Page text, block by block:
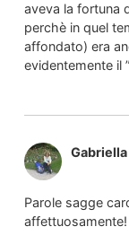
aveva la fortuna
perchè in quel
affondato) era
evidentemente il
Gabriella
Parole sagge
affettuosamente!